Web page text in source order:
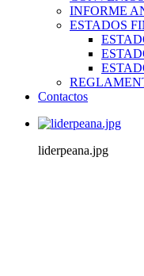
INFORME
ESTADOS
Contactos
liderpeana.jpg